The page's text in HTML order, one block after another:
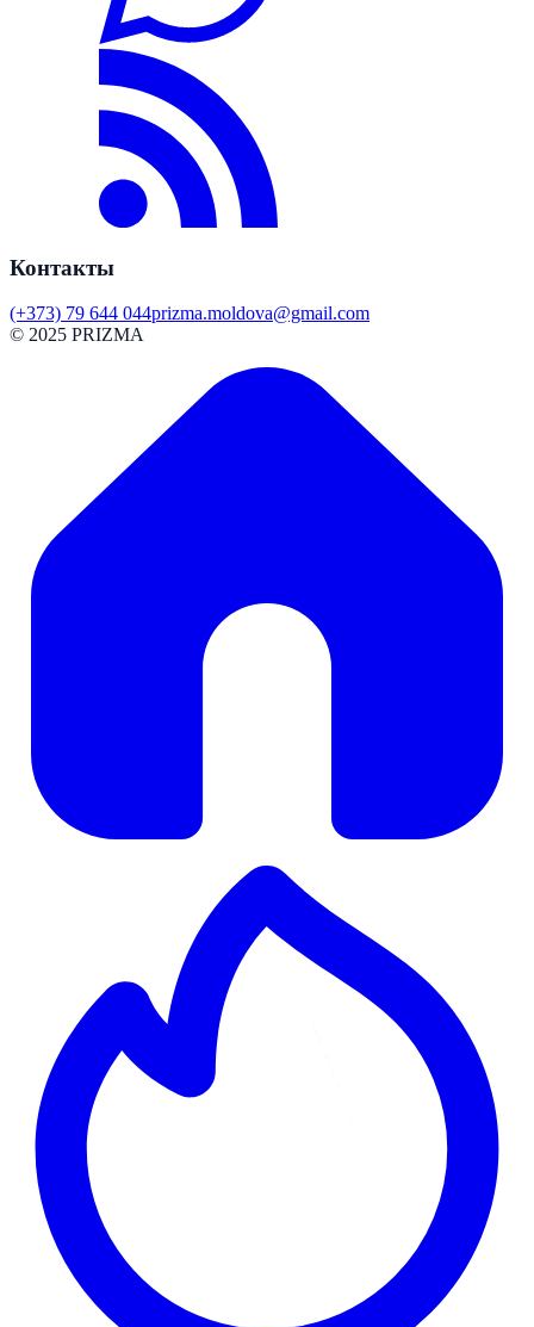
Контакты
(+373) 79 644 044prizma.moldova@gmail.com
© 2025 PRIZMA